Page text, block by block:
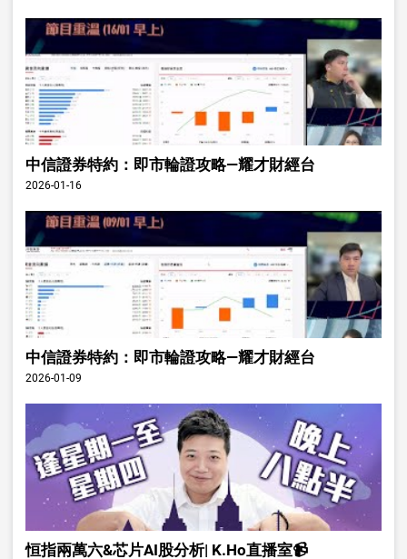
中信證券特約：即市輪證攻略—耀才財經台
2026-01-16
中信證券特約：即市輪證攻略—耀才財經台
2026-01-09
恒指兩萬六&芯片AI股分析| K.Ho直播室📹